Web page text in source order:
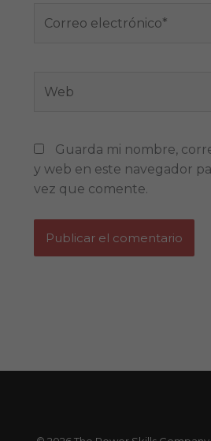
electrónico*
Guarda mi nombre,
y web en este navegador
vez que comente.